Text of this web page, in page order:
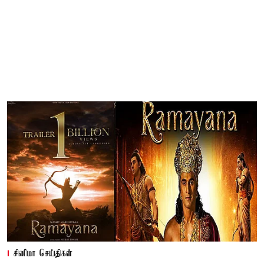
சினிமா செய்திகள்